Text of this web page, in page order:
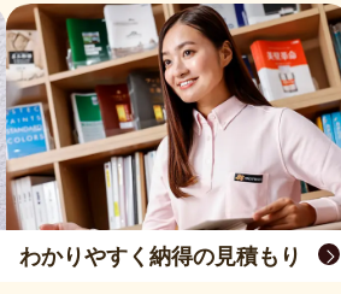
わかりやすく納得の見積もり